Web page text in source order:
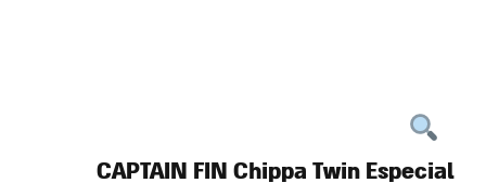
CAPTAIN FIN Chippa Twin Especial